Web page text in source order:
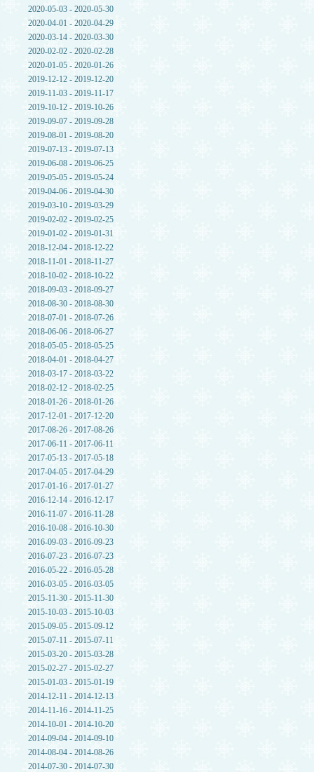
2020-05-03 - 2020-05-30
2020-04-01 - 2020-04-29
2020-03-14 - 2020-03-30
2020-02-02 - 2020-02-28
2020-01-05 - 2020-01-26
2019-12-12 - 2019-12-20
2019-11-03 - 2019-11-17
2019-10-12 - 2019-10-26
2019-09-07 - 2019-09-28
2019-08-01 - 2019-08-20
2019-07-13 - 2019-07-13
2019-06-08 - 2019-06-25
2019-05-05 - 2019-05-24
2019-04-06 - 2019-04-30
2019-03-10 - 2019-03-29
2019-02-02 - 2019-02-25
2019-01-02 - 2019-01-31
2018-12-04 - 2018-12-22
2018-11-01 - 2018-11-27
2018-10-02 - 2018-10-22
2018-09-03 - 2018-09-27
2018-08-30 - 2018-08-30
2018-07-01 - 2018-07-26
2018-06-06 - 2018-06-27
2018-05-05 - 2018-05-25
2018-04-01 - 2018-04-27
2018-03-17 - 2018-03-22
2018-02-12 - 2018-02-25
2018-01-26 - 2018-01-26
2017-12-01 - 2017-12-20
2017-08-26 - 2017-08-26
2017-06-11 - 2017-06-11
2017-05-13 - 2017-05-18
2017-04-05 - 2017-04-29
2017-01-16 - 2017-01-27
2016-12-14 - 2016-12-17
2016-11-07 - 2016-11-28
2016-10-08 - 2016-10-30
2016-09-03 - 2016-09-23
2016-07-23 - 2016-07-23
2016-05-22 - 2016-05-28
2016-03-05 - 2016-03-05
2015-11-30 - 2015-11-30
2015-10-03 - 2015-10-03
2015-09-05 - 2015-09-12
2015-07-11 - 2015-07-11
2015-03-20 - 2015-03-28
2015-02-27 - 2015-02-27
2015-01-03 - 2015-01-19
2014-12-11 - 2014-12-13
2014-11-16 - 2014-11-25
2014-10-01 - 2014-10-20
2014-09-04 - 2014-09-10
2014-08-04 - 2014-08-26
2014-07-30 - 2014-07-30